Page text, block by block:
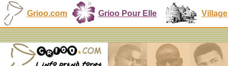
Grioo.com Grioo Pour Elle Village